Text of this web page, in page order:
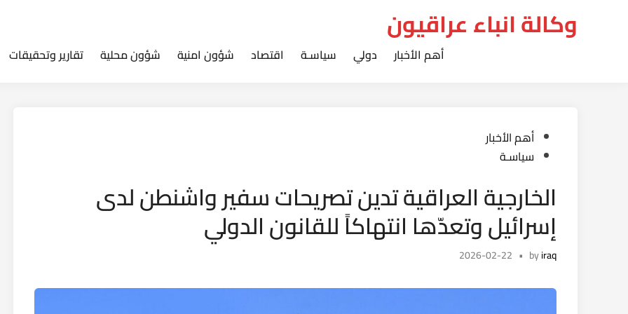
وكالة انباء عراقيون
أهم الأخبار دولي سياسـة اقتصاد شؤون امنية شؤون محلية تقارير وتحقيقات
Posted
in
أهم الأخبار
سياسـة
الخارجية العراقية تدين تصريحات سفير واشنطن لدى
إسرائيل وتعدّها انتهاكاً للقانون الدولي
byiraq
•
2026-02-22